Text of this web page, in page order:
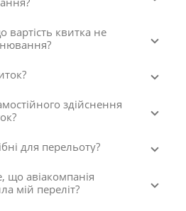
вартість квитка не
здійснення
для перельоту?
що авіакомпанія
мій переліт?